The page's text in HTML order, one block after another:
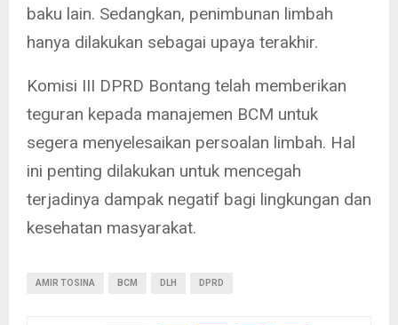
baku lain. Sedangkan, penimbunan limbah
hanya dilakukan sebagai upaya terakhir.
Komisi III DPRD Bontang telah memberikan
teguran kepada manajemen BCM untuk
segera menyelesaikan persoalan limbah. Hal
ini penting dilakukan untuk mencegah
terjadinya dampak negatif bagi lingkungan dan
kesehatan masyarakat.
AMIR TOSINA BCM DLH DPRD